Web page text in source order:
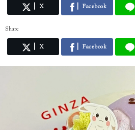
X Facebook
Share
X Facebook